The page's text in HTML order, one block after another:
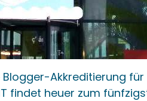
Akkreditierung für
findet heuer zum